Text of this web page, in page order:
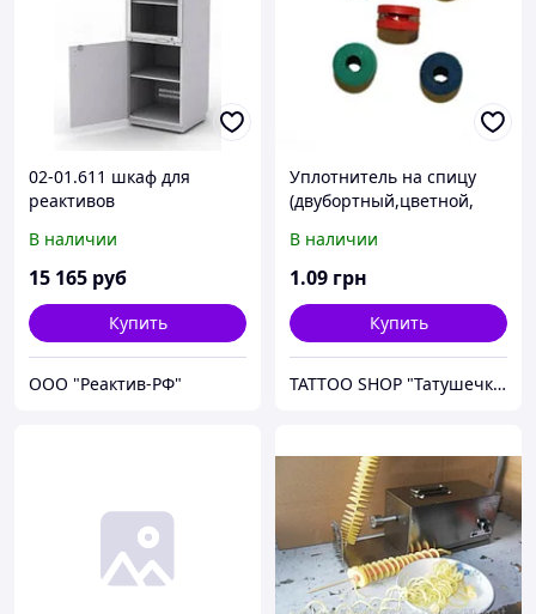
02-01.611 шкаф для
реактивов
В наличии
15 165 руб
Купить
ООО "Реактив-РФ"
Уплотнитель на спицу
(двубортный,цветной,
В наличии
1.09 грн
Купить
TATTOO SHOP "Татушечка" Молдова